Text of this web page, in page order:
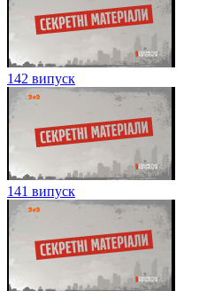
142 випуск
141 випуск